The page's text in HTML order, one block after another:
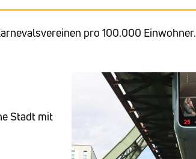
pro 100.000 Einwohner.
Stadt mit